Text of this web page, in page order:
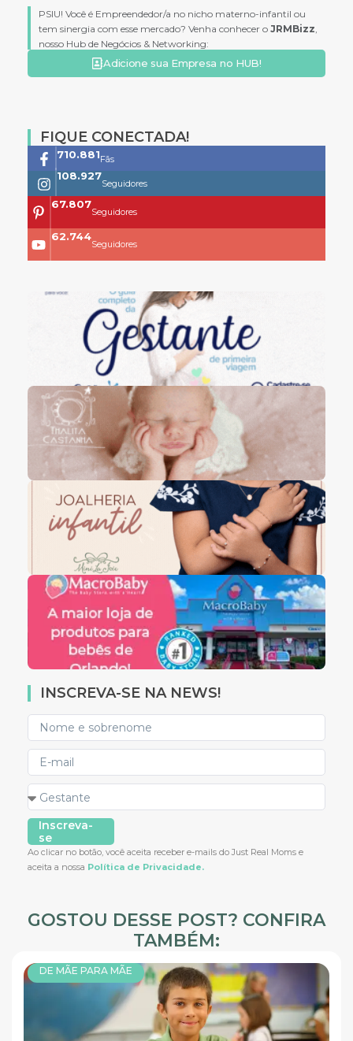
PSIU! Você é Empreendedor/a no nicho materno-infantil ou
tem sinergia com esse mercado? Venha conhecer o JRMBizz
nosso Hub de Negócios & Networking:
Adicione sua Empresa no HUB!
FIQUE CONECTADA!
761.659Fãs
118.399
Seguidores
73.704
Seguidores
68.200
Seguidores
INSCREVA-SE NA NEWS!
Inscreva-
se
Ao clicar no botão, você aceita receber e-mails do Just Real Moms e
aceita a nossa Política de Privacidade.
GOSTOU DESSE POST? CONFIRA
TAMBÉM:
DE MÃE PARA MÃE